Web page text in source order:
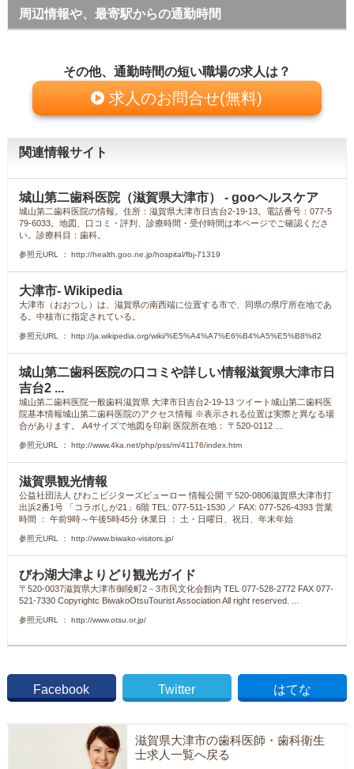
周辺情報や、最寄駅からの通勤時間
その他、通勤時間の短い職場の求人は？
求人のお問合せ(無料)
関連情報サイト
城山第二歯科医院（滋賀県大津市） - gooヘルスケア
城山第二歯科医院の情報。住所：滋賀県大津市日吉台2-19-13。電話番号：077-5
79-6033。地図、口コミ・評判、診療時間・受付時間は本ページでご確認くださ
い。診療科目：歯科。
参照元URL ： http://health.goo.ne.jp/hospital/fbj-71319
大津市- Wikipedia
大津市（おおつし）は、滋賀県の南西端に位置する市で、同県の県庁所在地であ
る。中核市に指定されている。
参照元URL ： http://ja.wikipedia.org/wiki/%E5%A4%A7%E6%B4%A5%E5%B8%82
城山第二歯科医院の口コミや詳しい情報滋賀県大津市日
吉台2 ...
城山第二歯科医院一般歯科滋賀県 大津市日吉台2-19-13 ツイート城山第二歯科医
院基本情報城山第二歯科医院のアクセス情報 ※表示される位置は実際と異なる場
合があります。 A4サイズで地図を印刷 医院所在地： 〒520-0112 ...
参照元URL ： http://www.4ka.net/php/pss/m/41176/index.htm
滋賀県観光情報
公益社団法人 びわこビジターズビューロー 情報公開 〒520-0806滋賀県大津市打
出浜2番1号 「コラボしが21」6階 TEL: 077-511-1530 ／ FAX: 077-526-4393 営業
時間 ： 午前9時～午後5時45分 休業日 ： 土・日曜日、祝日、年末年始
参照元URL ： http://www.biwako-visitors.jp/
びわ湖大津よりどり観光ガイド
〒520-0037滋賀県大津市御陵町2－3市民文化会館内 TEL 077-528-2772 FAX 077-
521-7330 Copyrightc BiwakoOtsuTourist Association All right reserved. ...
参照元URL ： http://www.otsu.or.jp/
Facebook Twitter はてな
滋賀県大津市の歯科医師・歯科衛生
士求人一覧へ戻る